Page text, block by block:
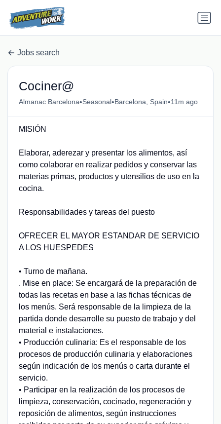
Jobs search
Cociner@
Almanac Barcelona•Seasonal•Barcelona, Spain•11m ago
MISIÓN
Elaborar, aderezar y presentar los alimentos, así
como colaborar en realizar pedidos y conservar las
materias primas, productos y utensilios de uso en la
cocina.
Responsabilidades y tareas del puesto
OFRECER EL MAYOR ESTANDAR DE SERVICIO
A LOS HUESPEDES
• Turno de mañana.
. Mise en place: Se encargará de la preparación de
todas las recetas en base a las fichas técnicas de
los menús. Será responsable de la limpieza de la
partida donde desarrolle su puesto de trabajo y del
material e instalaciones.
• Producción culinaria: Es el responsable de los
procesos de producción culinaria y elaboraciones
según indicación de los menús o carta durante el
servicio.
• Participar en la realización de los procesos de
limpieza, conservación, cocinado, regeneración y
reposición de alimentos, según instrucciones